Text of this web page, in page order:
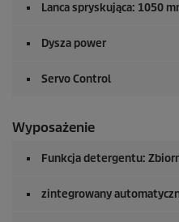
Lanca spryskująca: 1050
Dysza power
Servo Control
Wyposażenie
Funkcja detergentu:
zintegrowany